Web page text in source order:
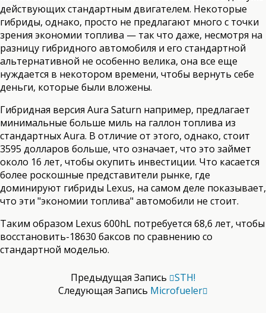
действующих стандартным двигателем. Некоторые
гибриды, однако, просто не предлагают много с точки
зрения экономии топлива — так что даже, несмотря на
разницу гибридного автомобиля и его стандартной
альтернативной не особенно велика, она все еще
нуждается в некотором времени, чтобы вернуть себе
деньги, которые были вложены.
Гибридная версия Aura Saturn например, предлагает
минимальные больше миль на галлон топлива из
стандартных Aura. В отличие от этого, однако, стоит
3595 долларов больше, что означает, что это займет
около 16 лет, чтобы окупить инвестиции. Что касается
более роскошные представители рынке, где
доминируют гибриды Lexus, на самом деле показывает,
что эти "экономии топлива" автомобили не стоит.
Таким образом Lexus 600hL потребуется 68,6 лет, чтобы
восстановить-18630 баксов по сравнению со
стандартной моделью.
Предыдущая Запись
STH!
Следующая Запись Microfueler